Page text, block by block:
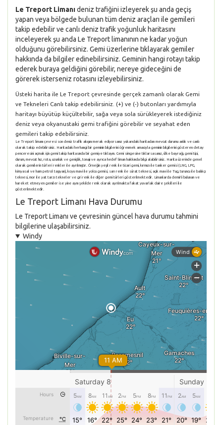
Le Treport Limanıdeniz trafiğini izleyerek şu anda geçiş
yapan veya bölgede bulunan tüm deniz araçları ile gemileri
takip edebilir ve canlı deniz trafik yoğunluk haritasını
inceleyerek şu anda Le Treport limanının ne kadar yoğun
olduğunu görebilirsiniz. Gemi üzerlerine tıklayarak gemiler
hakkında da bilgiler edinebilirsiniz. Geminin hangi rotayı takip
ederek buraya geldiğini görebilir, nereye gideceğini de
görerek isterseniz rotasını izleyebilirsiniz.
Üsteki harita ile Le Treport çevresinde gerçek zamanlı olarak Gemi
ve Tekneleri Canlı takip edebilirsiniz. (+) ve (-) butonları yardımıyla
haritayı büyütüp küçültebilir, sağa veya sola sürükleyerek istediğiniz
deniz veya okyanustaki gemi trafiğini görebilir ve seyahat eden
gemileri takip edebilirsiniz.
Le Treport limanı çevresi son deniz trafik akışını merak ediyorsanız yukarıdaki haritadan mevcut durumu anlık ve canlı
olarak takip edebilirsiniz. Haritadaki herhangi bir geminin bilgilerini öğrenmek amacıyla geminin bilgilerini gösteren detay
penceresini açmak için gemi takip haritasında bir gemiye tıklayın. Gemi simgesine tıklarsasanız, ülke bayrağı, gemi tipi,
durum, mevcut hız, rota, uzunluk ve genişlik, tonajı ve ayrıca hedef liman hakkında bilgi alabilirsiniz. Harita üzerinde genel
olarak gemilerin türleri renkler ile ayrılmıştır. Örneğin yeşil renk ile ticari gemi, kırmızı ile tanker gemisi (LNG, LPG,
kimyasal ve ham petrol taşıyan), koyu mavi ile yolcu gemisi, sarı renk ile sürat teknesi, açık mavi ile Tug, turuncu ile balıkçı
teknesi, mor ile yat tarzı tekneler ve gri renk ile diğer gemi türleri gösterilmektedir. Limanlarda demirli bulunan ve
hareket etmeyen gemiler ise yine aynı şekilde renk olarak ayrılmakta fakat yuvarlak daire şekilleri ile
gösterilmektedir.
Le Treport Limanı Hava Durumu
Le Treport Limanı ve çevresinin güncel hava durumu tahmini
bilgilerine ulaşabilirsiniz.
Windy